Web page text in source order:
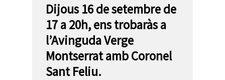
Dijous 16 de setembre de
17 a 20h, ens trobaràs a
l’Avinguda Verge
Montserrat amb Coronel
Sant Feliu.